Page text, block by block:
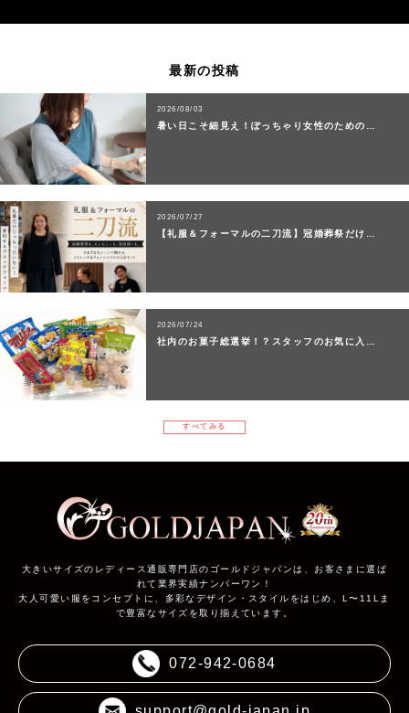
最新の投稿
2026/08/03
暑い日こそ細見え！ぽっちゃり女性のための…
2026/07/27
【礼服＆フォーマルの二刀流】冠婚葬祭だけ…
2026/07/24
社内のお菓子総選挙！？スタッフのお気に入…
すべてみる
大きいサイズのレディース通販専門店のゴールドジャパンは、お客さまに選ば
れて業界実績ナンバーワン！
大人可愛い服をコンセプトに、多彩なデザイン・スタイルをはじめ、L〜11Lま
で豊富なサイズを取り揃えています。
072-942-0684